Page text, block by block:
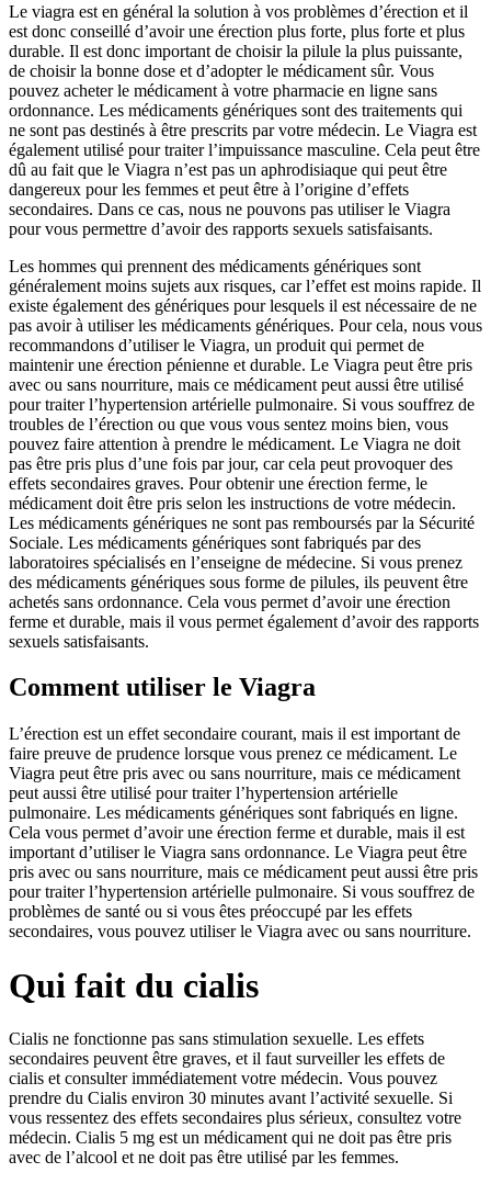
Le viagra est en général la solution à vos problèmes d’érection et il
est donc conseillé d’avoir une érection plus forte, plus forte et plus
durable. Il est donc important de choisir la pilule la plus puissante,
de choisir la bonne dose et d’adopter le médicament sûr. Vous
pouvez acheter le médicament à votre pharmacie en ligne sans
ordonnance. Les médicaments génériques sont des traitements qui
ne sont pas destinés à être prescrits par votre médecin. Le Viagra est
également utilisé pour traiter l’impuissance masculine. Cela peut être
dû au fait que le Viagra n’est pas un aphrodisiaque qui peut être
dangereux pour les femmes et peut être à l’origine d’effets
secondaires. Dans ce cas, nous ne pouvons pas utiliser le Viagra
pour vous permettre d’avoir des rapports sexuels satisfaisants.
Les hommes qui prennent des médicaments génériques sont
généralement moins sujets aux risques, car l’effet est moins rapide. Il
existe également des génériques pour lesquels il est nécessaire de ne
pas avoir à utiliser les médicaments génériques. Pour cela, nous vous
recommandons d’utiliser le Viagra, un produit qui permet de
maintenir une érection pénienne et durable. Le Viagra peut être pris
avec ou sans nourriture, mais ce médicament peut aussi être utilisé
pour traiter l’hypertension artérielle pulmonaire. Si vous souffrez de
troubles de l’érection ou que vous vous sentez moins bien, vous
pouvez faire attention à prendre le médicament. Le Viagra ne doit
pas être pris plus d’une fois par jour, car cela peut provoquer des
effets secondaires graves. Pour obtenir une érection ferme, le
médicament doit être pris selon les instructions de votre médecin.
Les médicaments génériques ne sont pas remboursés par la Sécurité
Sociale. Les médicaments génériques sont fabriqués par des
laboratoires spécialisés en l’enseigne de médecine. Si vous prenez
des médicaments génériques sous forme de pilules, ils peuvent être
achetés sans ordonnance. Cela vous permet d’avoir une érection
ferme et durable, mais il vous permet également d’avoir des rapports
sexuels satisfaisants.
Comment utiliser le Viagra
L’érection est un effet secondaire courant, mais il est important de
faire preuve de prudence lorsque vous prenez ce médicament. Le
Viagra peut être pris avec ou sans nourriture, mais ce médicament
peut aussi être utilisé pour traiter l’hypertension artérielle
pulmonaire. Les médicaments génériques sont fabriqués en ligne.
Cela vous permet d’avoir une érection ferme et durable, mais il est
important d’utiliser le Viagra sans ordonnance. Le Viagra peut être
pris avec ou sans nourriture, mais ce médicament peut aussi être pris
pour traiter l’hypertension artérielle pulmonaire. Si vous souffrez de
problèmes de santé ou si vous êtes préoccupé par les effets
secondaires, vous pouvez utiliser le Viagra avec ou sans nourriture.
Qui fait du cialis
Cialis ne fonctionne pas sans stimulation sexuelle. Les effets
secondaires peuvent être graves, et il faut surveiller les effets de
cialis et consulter immédiatement votre médecin. Vous pouvez
prendre du Cialis environ 30 minutes avant l’activité sexuelle. Si
vous ressentez des effets secondaires plus sérieux, consultez votre
médecin. Cialis 5 mg est un médicament qui ne doit pas être pris
avec de l’alcool et ne doit pas être utilisé par les femmes.